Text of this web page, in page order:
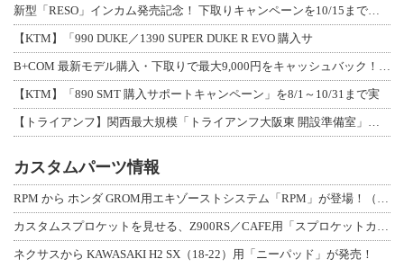
新型「RESO」インカム発売記念！ 下取りキャンペーンを10/15まで延長して開
【KTM】「990 DUKE／1390 SUPER DUKE R EVO 購入サ
B+COM 最新モデル購入・下取りで最大9,000円をキャッシュバック！「B+F
【KTM】「890 SMT 購入サポートキャンペーン」を8/1～10/31まで実
【トライアンフ】関西最大規模「トライアンフ大阪東 開設準備室」がオープン！ 限定
カスタムパーツ情報
RPM から ホンダ GROM用エキゾーストシステム「RPM」が登場！（動画あり
カスタムスプロケットを見せる、Z900RS／CAFE用「スプロケットカバーフルキ
ネクサスから KAWASAKI H2 SX（18-22）用「ニーパッド」が発売！